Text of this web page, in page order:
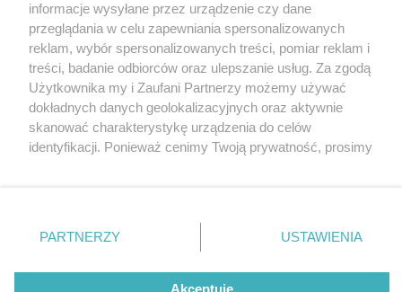
2 / 34
Przebudowa katowickiego
węzła kolejowego, nowe
wiadukty
Nie zapomnij
zapoznać się z:
polityką prywatności regulamin korzystania z portali
Twojemiasto
Piekary Śląskie
Chorzów
Tarnowskie Góry
Gliwice
Skontakuj sięz nami
Kontakt
Wydawca
Redakcja
informacje wysyłane przez urządzenie czy dane
przeglądania w celu zapewniania spersonalizowanych
reklam, wybór spersonalizowanych treści, pomiar reklam i
treści, badanie odbiorców oraz ulepszanie usług. Za zgodą
Użytkownika my i Zaufani Partnerzy możemy używać
dokładnych danych geolokalizacyjnych oraz aktywnie
skanować charakterystykę urządzenia do celów
identyfikacji. Ponieważ cenimy Twoją prywatność, prosimy
prywatności znajdujący się w lewym dolnym rogu strony
. Niektóre rodzaje przetwarzania danych nie wymagają
zgody użytkownika, ale masz prawo sprzeciwić się
takiemu przetwarzaniu. Preferencje będą miały
PARTNERZY USTAWIENIA
Akceptuję